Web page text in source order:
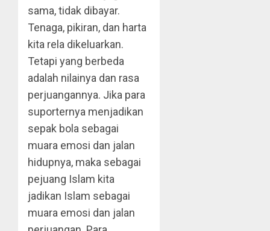
sama, tidak dibayar.
Tenaga, pikiran, dan harta
kita rela dikeluarkan.
Tetapi yang berbeda
adalah nilainya dan rasa
perjuangannya. Jika para
suporternya menjadikan
sepak bola sebagai
muara emosi dan jalan
hidupnya, maka sebagai
pejuang Islam kita
jadikan Islam sebagai
muara emosi dan jalan